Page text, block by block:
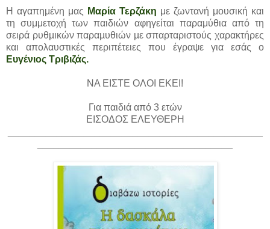
Η αγαπημένη μας Μαρία Τερζάκη με ζωντανή μουσική και
τη συμμετοχή των παιδιών αφηγείται παραμύθια από τη
σειρά ρυθµικών παραµυθιών µε σπαρταριστούς χαρακτήρες
και απολαυστικές περιπέτειες που έγραψε για εσάς ο
Ευγένιος Τριβιζάς.
ΝΑ ΕΙΣΤΕ ΟΛΟΙ ΕΚΕΙ!
Για παιδιά από 3 ετών
ΕΙΣΟΔΟΣ ΕΛΕΥΘΕΡΗ